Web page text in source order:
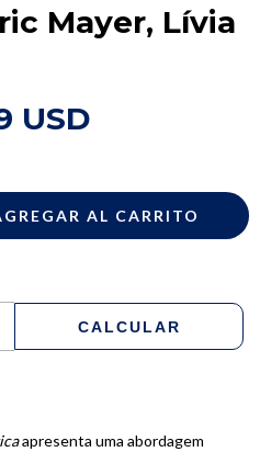
Mayer, Lívia
USD
CALCULAR
apresenta uma abordagem